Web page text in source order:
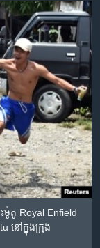
តូ Royal Enfield
នៅ​ក្នុង​ក្រុង